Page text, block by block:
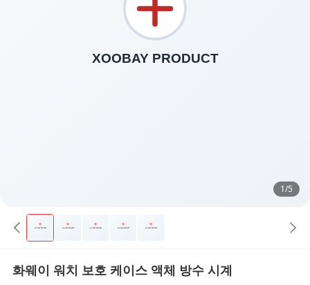
1/5
화웨이 워치 보호 케이스 액체 방수 시계